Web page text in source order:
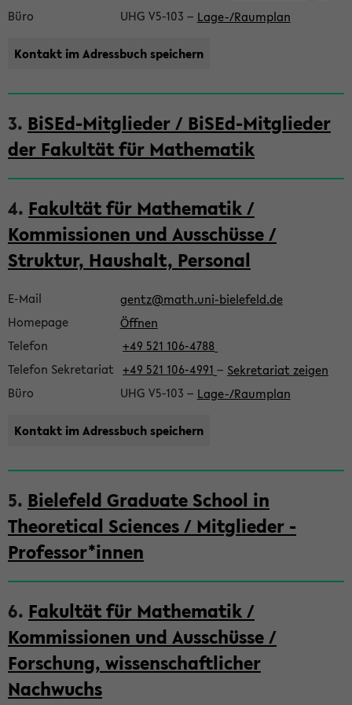
Büro
UHG V5-103 − Lage-/Raumplan
Kontakt im Adressbuch speichern
3. BiSEd-Mitglieder / BiSEd-Mitglieder
der Fakultät für Mathematik
4. Fakultät für Mathematik /
Kommissionen und Ausschüsse /
Struktur, Haushalt, Personal
E-Mail
gentz@math.uni-bielefeld.de
Homepage
Öffnen
Telefon
+49 521 106-4788
Telefon Sekretariat +49 521 106-4991 − Sekretariat zeigen
Büro
UHG V5-103 − Lage-/Raumplan
Kontakt im Adressbuch speichern
5. Bielefeld Graduate School in
Theoretical Sciences / Mitglieder -
Professor*innen
6. Fakultät für Mathematik /
Kommissionen und Ausschüsse /
Forschung, wissenschaftlicher
Nachwuchs